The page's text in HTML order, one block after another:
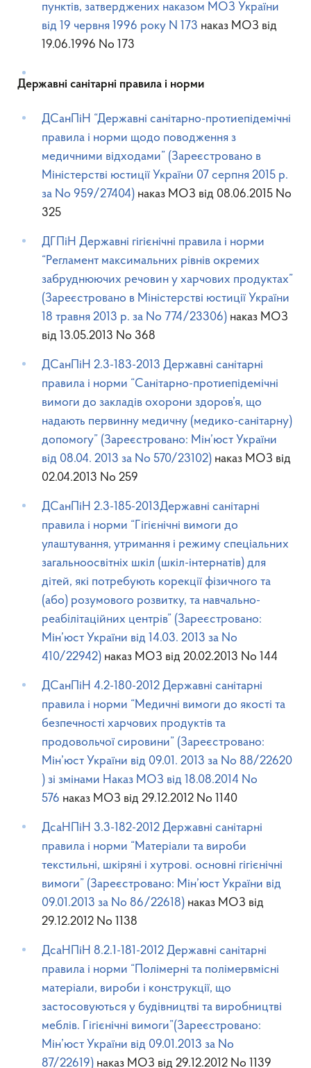
пунктів, затверджених наказом МОЗ України
від 19 червня 1996 року N 173 наказ МОЗ від
19.06.1996 No 173
Державні санітарні правила і норми
ДСанПіН “Державні санітарно-протиепідемічні
правила і норми щодо поводження з
медичними відходами” (Зареєстровано в
Міністерстві юстиції України 07 серпня 2015 р.
за No 959/27404) наказ МОЗ від 08.06.2015 No
325
ДГПіН Державні гігієнічні правила і норми
“Регламент максимальних рівнів окремих
забруднюючих речовин у харчових продуктах”
(Зареєстровано в Міністерстві юстиції України
18 травня 2013 р. за No 774/23306) наказ МОЗ
від 13.05.2013 No 368
ДСанПіН 2.3-183-2013 Державні санітарні
правила і норми “Санітарно-протиепідемічні
вимоги до закладів охорони здоров’я, що
надають первинну медичну (медико-санітарну)
допомогу” (Зареєстровано: Мін’юст України
від 08.04. 2013 за No 570/23102) наказ МОЗ від
02.04.2013 No 259
ДСанПіН 2.3-185-2013Державні санітарні
правила і норми “Гігієнічні вимоги до
улаштування, утримання і режиму спеціальних
загальноосвітніх шкіл (шкіл-інтернатів) для
дітей, які потребують корекції фізичного та
(або) розумового розвитку, та навчально-
реабілітаційних центрів” (Зареєстровано:
Мін’юст України від 14.03. 2013 за No
410/22942) наказ МОЗ від 20.02.2013 No 144
ДСанПіН 4.2-180-2012 Державні санітарні
правила і норми “Медичні вимоги до якості та
безпечності харчових продуктів та
продовольчої сировини” (Зареєстровано:
Мін’юст України від 09.01. 2013 за No 88/22620
) зі змінами Наказ МОЗ від 18.08.2014 No
576 наказ МОЗ від 29.12.2012 No 1140
ДсаНПіН 3.3-182-2012 Державні санітарні
правила і норми “Матеріали та вироби
текстильні, шкіряні і хутрові. основні гігієнічні
вимоги” (Зареєстровано: Мін’юст України від
09.01.2013 за No 86/22618) наказ МОЗ від
29.12.2012 No 1138
ДсаНПіН 8.2.1-181-2012 Державні санітарні
правила і норми “Полімерні та полімервмісні
матеріали, вироби і конструкції, що
застосовуються у будівництві та виробництві
меблів. Гігієнічні вимоги”(Зареєстровано:
Мін’юст України від 09.01.2013 за No
87/22619) наказ МОЗ від 29.12.2012 No 1139